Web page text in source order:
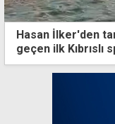
Hasan İlker'den
geçen ilk Kıbrıslı